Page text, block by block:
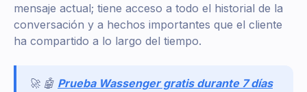
mensaje actual; tiene acceso a todo el historial de la
conversación y a hechos importantes que el cliente
ha compartido a lo largo del tiempo.
🚀 🤖 Prueba Wassenger gratis durante 7 días